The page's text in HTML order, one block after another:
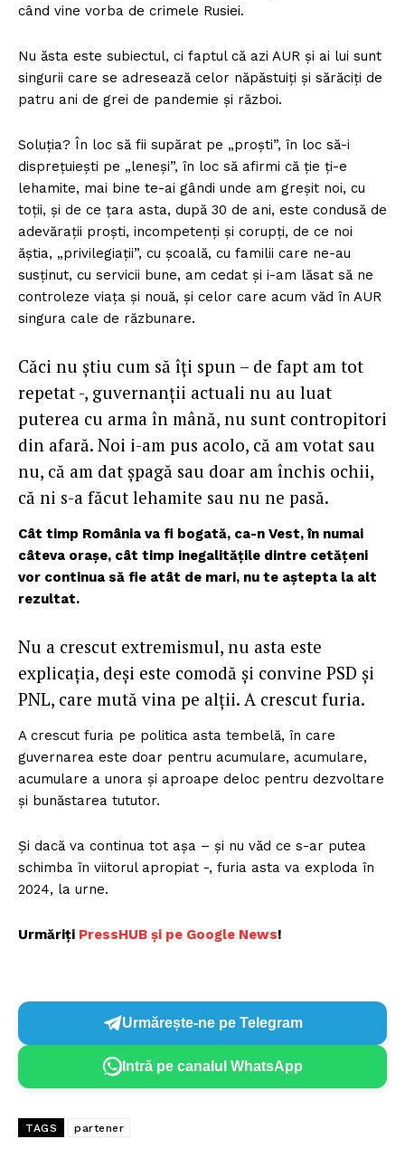
când vine vorba de crimele Rusiei.
Nu ăsta este subiectul, ci faptul că azi AUR și ai lui sunt
singurii care se adresează celor năpăstuiți și sărăciți de
patru ani de grei de pandemie și război.
Soluția? În loc să fii supărat pe „proști”, în loc să-i
disprețuiești pe „leneși”, în loc să afirmi că ție ți-e
lehamite, mai bine te-ai gândi unde am greșit noi, cu
toții, și de ce țara asta, după 30 de ani, este condusă de
adevărații proști, incompetenți și corupți, de ce noi
ăștia, „privilegiații”, cu școală, cu familii care ne-au
susținut, cu servicii bune, am cedat și i-am lăsat să ne
controleze viața și nouă, și celor care acum văd în AUR
singura cale de răzbunare.
Căci nu știu cum să îți spun – de fapt am tot
repetat -, guvernanții actuali nu au luat
puterea cu arma în mână, nu sunt contropitori
din afară. Noi i-am pus acolo, că am votat sau
nu, că am dat șpagă sau doar am închis ochii,
că ni s-a făcut lehamite sau nu ne pasă.
Cât timp România va fi bogată, ca-n Vest, în numai
câteva orașe, cât timp inegalitățile dintre cetățeni
vor continua să fie atât de mari, nu te aștepta la alt
rezultat.
Nu a crescut extremismul, nu asta este
explicația, deși este comodă și convine PSD și
PNL, care mută vina pe alții. A crescut furia.
A crescut furia pe politica asta tembelă, în care
guvernarea este doar pentru acumulare, acumulare,
acumulare a unora și aproape deloc pentru dezvoltare
și bunăstarea tututor.
Și dacă va continua tot așa – și nu văd ce s-ar putea
schimba în viitorul apropiat -, furia asta va exploda în
2024, la urne.
Urmăriți PressHUB și pe Google News!
Urmărește-ne pe Telegram
Intră pe canalul WhatsApp
TAGS partener